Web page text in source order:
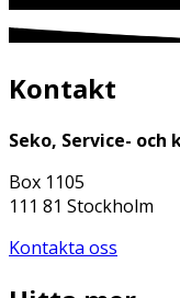
Kontakt
Seko, Service-
Box 1105
111 81 Stockholm
Kontakta oss